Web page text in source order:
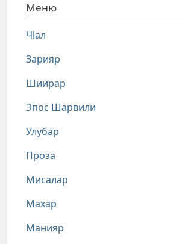
Меню
Чlал
Зарияр
Шиирар
Эпос Шарвили
Улубар
Проза
Мисалар
Махар
Манияр